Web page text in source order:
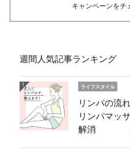
キャンペーンをチ
週間人気記事ランキング
ライフスタイル
リンパの流
リンパマッ
解消